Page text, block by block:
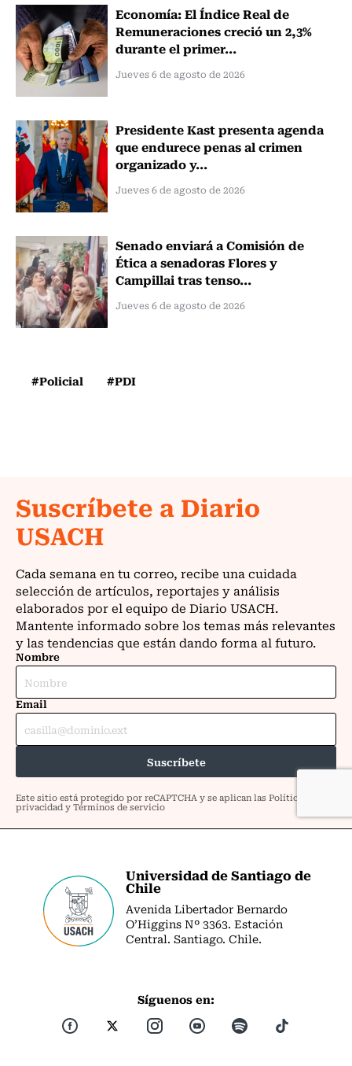
Economía: El Índice Real de
Remuneraciones creció un 2,3%
durante el primer...
Jueves 6 de agosto de 2026
Presidente Kast presenta agenda
que endurece penas al crimen
organizado y...
Jueves 6 de agosto de 2026
Senado enviará a Comisión de
Ética a senadoras Flores y
Campillai tras tenso...
Jueves 6 de agosto de 2026
#Policial #PDI
Universidad de Santiago de
Chile
Avenida Libertador Bernardo
O’Higgins Nº 3363. Estación
Central. Santiago. Chile.
Síguenos en: